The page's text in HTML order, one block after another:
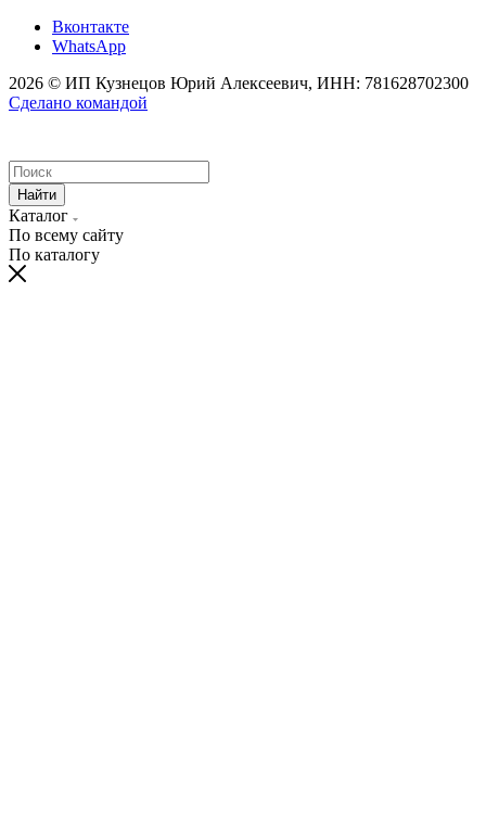
Вконтакте
WhatsApp
2026 © ИП Кузнецов Юрий Алексеевич, ИНН: 781628702300
Сделано командой
Найти
Каталог
По всему сайту
По каталогу